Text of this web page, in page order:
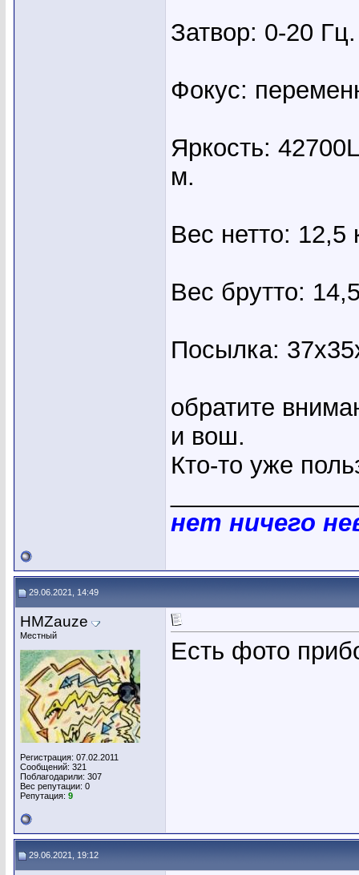
Затвор: 0-20 Гц.
Фокус:
Яркость:
м.
Вес нетто: 12,5
Вес брутто: 14,5
Посылка:
обратите
и вош.
Кто-то уже
нет ничего
29.06.2021, 14:49
HMZauze
Местный
Регистрация: 07.02.2011
Сообщений: 321
Поблагодарили: 307
Вес репутации: 0
Репутация: 9
Есть фото
29.06.2021, 19:12